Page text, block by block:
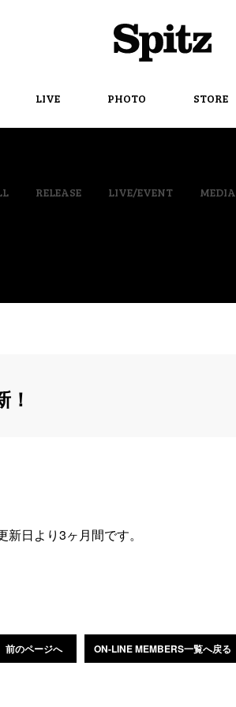
LIVE PHOTO STORE
RELEASE LIVE/EVENT MEDIA
日より3ヶ月間です。
前のページへ ON-LINE MEMBERS一覧へ戻る